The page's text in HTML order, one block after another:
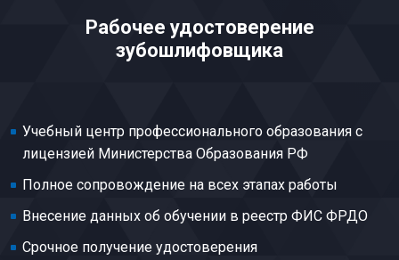
Механическая обработка металлов и других
Рабочее удостоверение
зубошлифовщика
Учебный центр профессионального образования с
лицензией Министерства Образования РФ
Полное сопровождение на всех этапах работы
Внесение данных об обучении в реестр ФИС ФРДО
Срочное получение удостоверения